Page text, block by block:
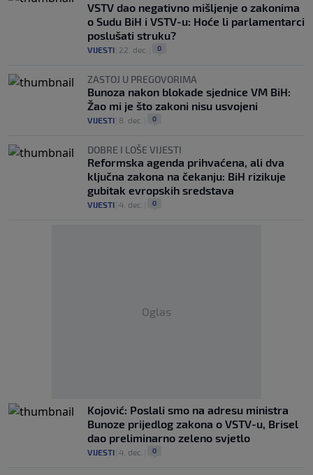
VSTV dao negativno mišljenje o zakonima
o Sudu BiH i VSTV-u: Hoće li parlamentarci
poslušati struku?
VIJESTI 22. dec. 0
ZASTOJ U PREGOVORIMA
Bunoza nakon blokade sjednice VM BiH:
Žao mi je što zakoni nisu usvojeni
VIJESTI 8. dec. 0
DOBRE I LOŠE VIJESTI
Reformska agenda prihvaćena, ali dva
ključna zakona na čekanju: BiH rizikuje
gubitak evropskih sredstava
VIJESTI 4. dec. 0
Oglas
Kojović: Poslali smo na adresu ministra
Bunoze prijedlog zakona o VSTV-u, Brisel
dao preliminarno zeleno svjetlo
VIJESTI 4. dec. 0